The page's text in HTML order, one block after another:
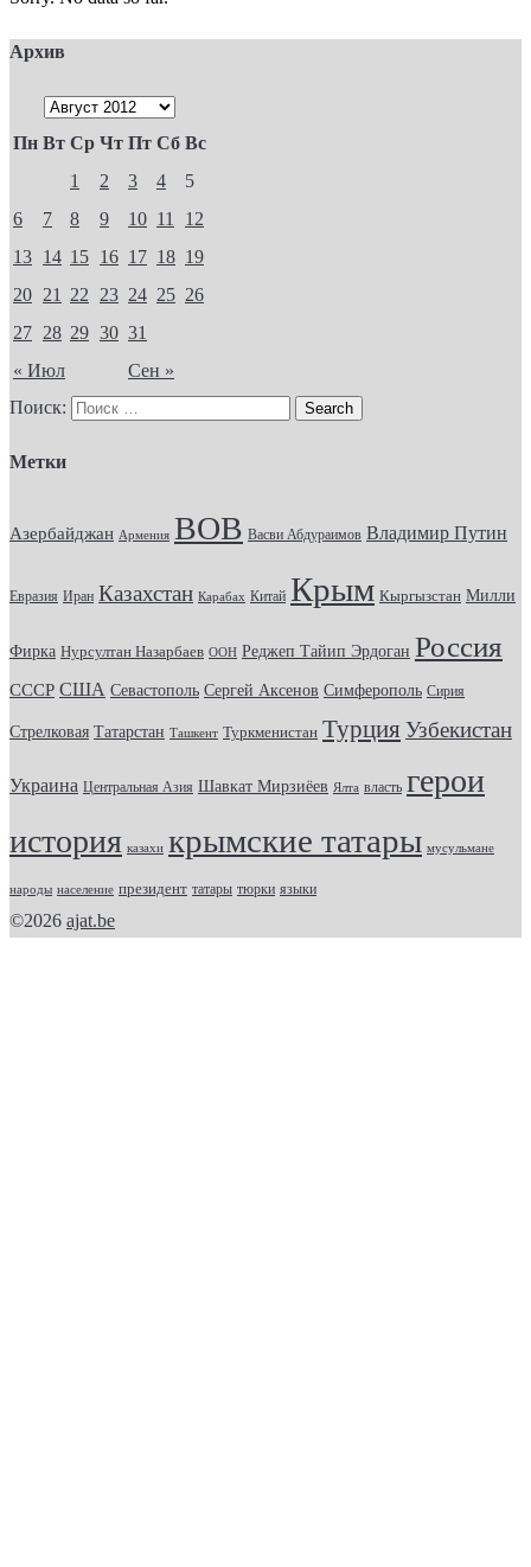
Архив
Пн Вт Ср Чт Пт Сб Вс
« Июл Сен »
1 2 3 4
5
6
7 8 9 10 11
12
13 14 15 16 17 18 19
20 21 22 23 24 25 26
27 28 29 30 31
Поиск:
Метки
Азербайджан Армения ВОВ Васви Абдураимов Владимир Путин
Евразия Иран Казахстан Карабах Китай Крым Кыргызстан Милли
Фирка Нурсултан Назарбаев ООН Реджеп Тайип Эрдоган Россия
СССР США Севастополь Сергей Аксенов Симферополь Сирия
Стрелковая Татарстан Ташкент Туркменистан Турция Узбекистан
Украина Центральная Азия Шавкат Мирзиёев Ялта власть герои
история казахи крымские татары мусульмане
народы население президент татары тюрки языки
©2026 ajat.be